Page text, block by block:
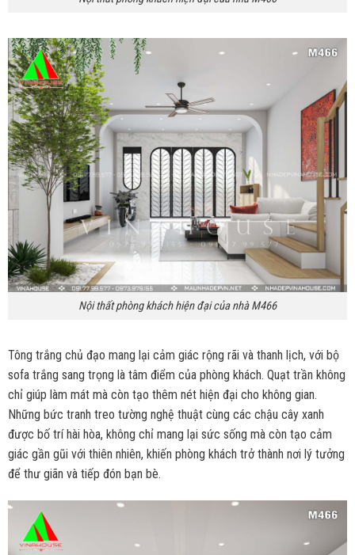
Nội thất phòng khách hiện đại của nhà M466
Tông trắng chủ đạo mang lại cảm giác rộng rãi và thanh lịch, với bộ
sofa trắng sang trọng là tâm điểm của phòng khách. Quạt trần không
chỉ giúp làm mát mà còn tạo thêm nét hiện đại cho không gian.
Những bức tranh treo tường nghệ thuật cùng các chậu cây xanh
được bố trí hài hòa, không chỉ mang lại sức sống mà còn tạo cảm
giác gần gũi với thiên nhiên, khiến phòng khách trở thành nơi lý tưởng
để thư giãn và tiếp đón bạn bè.